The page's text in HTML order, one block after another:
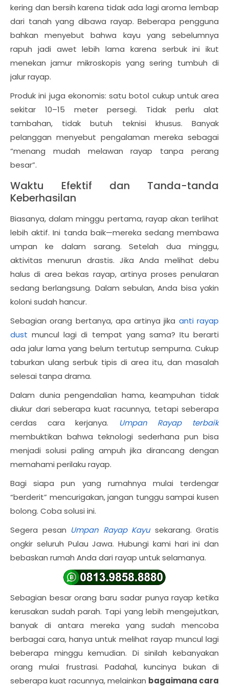
kering dan bersih karena tidak ada lagi aroma lembap
dari tanah yang dibawa rayap. Beberapa pengguna
bahkan menyebut bahwa kayu yang sebelumnya
rapuh jadi awet lebih lama karena serbuk ini ikut
menekan jamur mikroskopis yang sering tumbuh di
jalur rayap.
Produk ini juga ekonomis: satu botol cukup untuk area
sekitar 10–15 meter persegi. Tidak perlu alat
tambahan, tidak butuh teknisi khusus. Banyak
pelanggan menyebut pengalaman mereka sebagai
“menang mudah melawan rayap tanpa perang
besar”.
Waktu Efektif dan Tanda-tanda
Keberhasilan
Biasanya, dalam minggu pertama, rayap akan terlihat
lebih aktif. Ini tanda baik—mereka sedang membawa
umpan ke dalam sarang. Setelah dua minggu,
aktivitas menurun drastis. Jika Anda melihat debu
halus di area bekas rayap, artinya proses penularan
sedang berlangsung. Dalam sebulan, Anda bisa yakin
koloni sudah hancur.
Sebagian orang bertanya, apa artinya jika anti rayap
dust muncul lagi di tempat yang sama? Itu berarti
ada jalur lama yang belum tertutup sempurna. Cukup
taburkan ulang serbuk tipis di area itu, dan masalah
selesai tanpa drama.
Dalam dunia pengendalian hama, keampuhan tidak
diukur dari seberapa kuat racunnya, tetapi seberapa
cerdas cara kerjanya.
Umpan Rayap terbaik
membuktikan bahwa teknologi sederhana pun bisa
menjadi solusi paling ampuh jika dirancang dengan
memahami perilaku rayap.
Bagi siapa pun yang rumahnya mulai terdengar
“berderit” mencurigakan, jangan tunggu sampai kusen
bolong. Coba solusi ini.
Segera pesan Umpan Rayap Kayusekarang. Gratis
ongkir seluruh Pulau Jawa. Hubungi kami hari ini dan
bebaskan rumah Anda dari rayap untuk selamanya.
Sebagian besar orang baru sadar punya rayap ketika
kerusakan sudah parah. Tapi yang lebih mengejutkan,
banyak di antara mereka yang sudah mencoba
berbagai cara, hanya untuk melihat rayap muncul lagi
beberapa minggu kemudian. Di sinilah kebanyakan
orang mulai frustrasi. Padahal, kuncinya bukan di
seberapa kuat racunnya, melainkan bagaimana cara